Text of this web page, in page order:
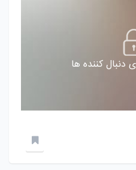
دنبال کننده ها